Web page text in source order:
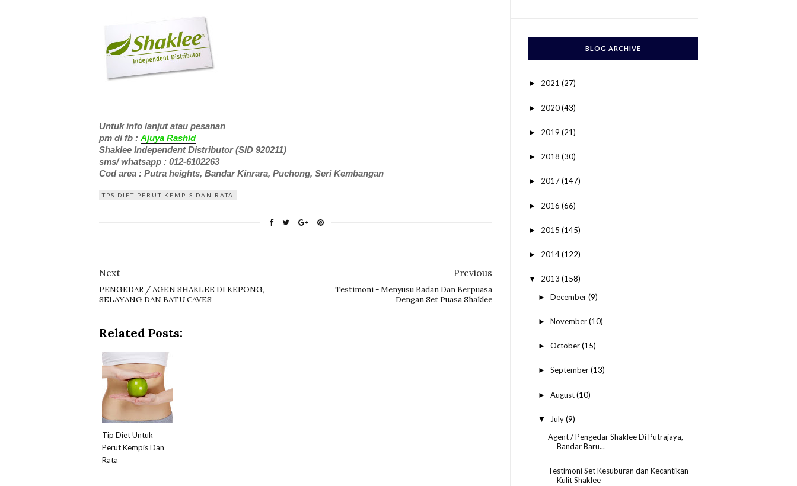
Untuk info lanjut atau pesanan
pm di fb : Ajuya Rashid
Shaklee Independent Distributor (SID 920211)
sms/ whatsapp : 012-6102263
Cod area : Putra heights, Bandar Kinrara, Puchong, Seri Kembangan
TPS DIET PERUT KEMPIS DAN RATA
Next
PENGEDAR / AGEN SHAKLEE DI KEPONG,
SELAYANG DAN BATU CAVES
Previous
Testimoni - Menyusu Badan Dan Berpuasa
Dengan Set Puasa Shaklee
Related Posts:
Tip Diet Untuk
Perut Kempis Dan
Rata
BLOG ARCHIVE
► 2021(27)
► 2020(43)
► 2019(21)
► 2018(30)
► 2017(147)
► 2016(66)
► 2015(145)
► 2014(122)
▼ 2013(158)
► December(9)
► November(10)
► October(15)
► September(13)
► August(10)
▼ July(9)
Agent / Pengedar Shaklee Di Putrajaya,
Bandar Baru...
Testimoni Set Kesuburan dan Kecantikan
Kulit Shaklee